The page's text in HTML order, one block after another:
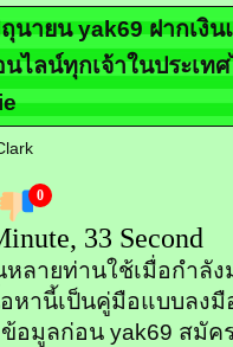
นายน yak69 ฝากเงิ
นไลน์ทุกเจ้าในประเ
0
33 Second
หลายท่านใช้เมื่อกำลั
หานี้เป็นคู่มือแบบลงมื
อมูลก่อน yak69 สมัค